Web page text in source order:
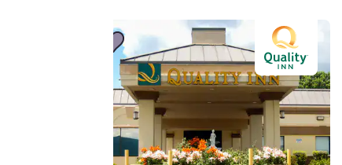
Performance-
Verbesserung und um
personalisiertes Web-
Erlebnis zu bieten,
indem Werbung gemäß
Ihrer Vorlieben gesendet
wird. So können wir uns